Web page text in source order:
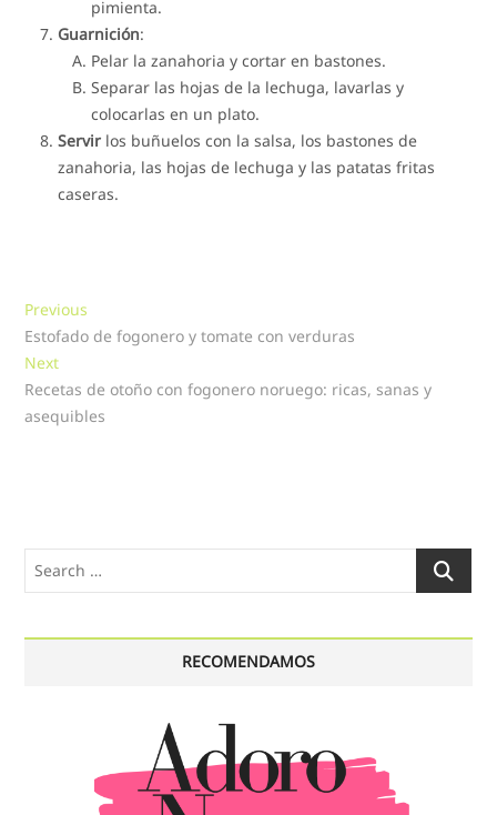
pimienta.
Guarnición:
Pelar la zanahoria y cortar en bastones.
Separar las hojas de la lechuga, lavarlas y
colocarlas en un plato.
Servir los buñuelos con la salsa, los bastones de
zanahoria, las hojas de lechuga y las patatas fritas
caseras.
Navegación
de
entradas
Previous
post:
Estofado de fogonero y tomate con verduras
NextNext
post:
Recetas de otoño con fogonero noruego: ricas, sanas y
asequibles
Search
RECOMENDAMOS